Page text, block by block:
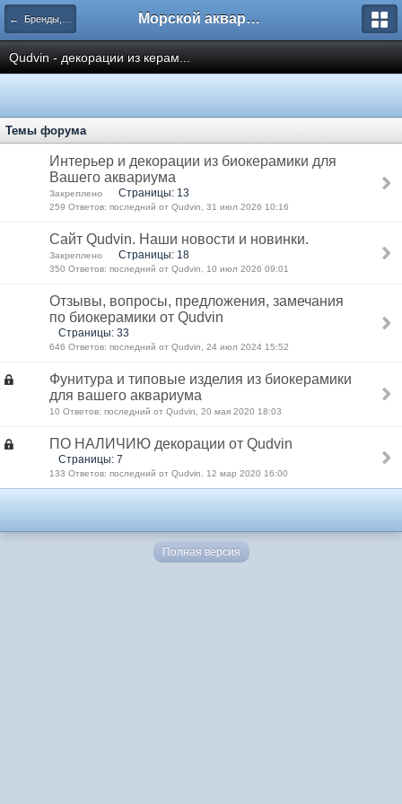
← Бренды, Производители Морской аквариум. Форумы ReefCentral.ru
Qudvin - декорации из керам...
Темы форума
Интерьер и декорации из биокерамики для
Вашего аквариума
Закреплено Страницы: 13
259 Ответов: последний от Qudvin, 31 июл 2026 10:16
Сайт Qudvin. Наши новости и новинки.
Закреплено Страницы: 18
350 Ответов: последний от Qudvin, 10 июл 2026 09:01
Отзывы, вопросы, предложения, замечания
по биокерамики от Qudvin
Страницы: 33
646 Ответов: последний от Qudvin, 24 июл 2024 15:52
Фунитура и типовые изделия из биокерамики
для вашего аквариума
10 Ответов: последний от Qudvin, 20 мая 2020 18:03
ПО НАЛИЧИЮ декорации от Qudvin
Страницы: 7
133 Ответов: последний от Qudvin, 12 мар 2020 16:00
Полная версия